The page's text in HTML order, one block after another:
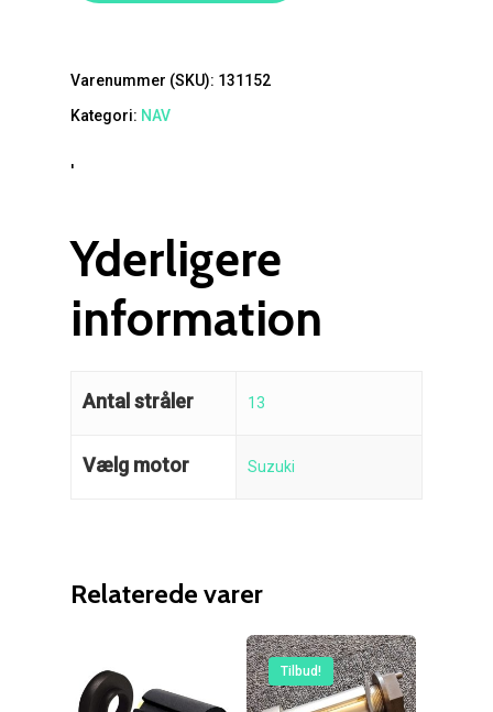
Varenummer (SKU): 131152
Kategori: NAV
'
Yderligere
information
Antal stråler 13
Vælg motor Suzuki
Relaterede varer
Tilbud!